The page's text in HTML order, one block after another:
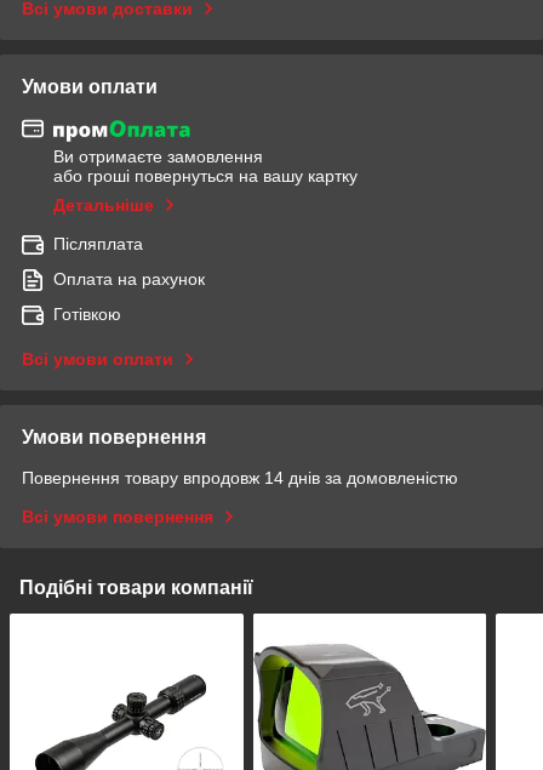
Всі умови доставки
Умови оплати
Ви отримаєте замовлення
або гроші повернуться на вашу картку
Детальніше
Післяплата
Оплата на рахунок
Готівкою
Всі умови оплати
Умови повернення
Повернення товару впродовж 14 днів за домовленістю
Всі умови повернення
Подібні товари компанії